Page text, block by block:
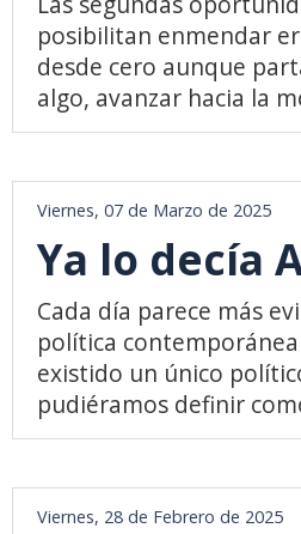
posibilitan enmendar
desde cero aunque
algo, avanzar hacia la
Viernes, 07 de Marzo de 2025
Ya lo decía
Cada día parece más
política
existido un único
pudiéramos definir
Viernes, 28 de Febrero de 2025